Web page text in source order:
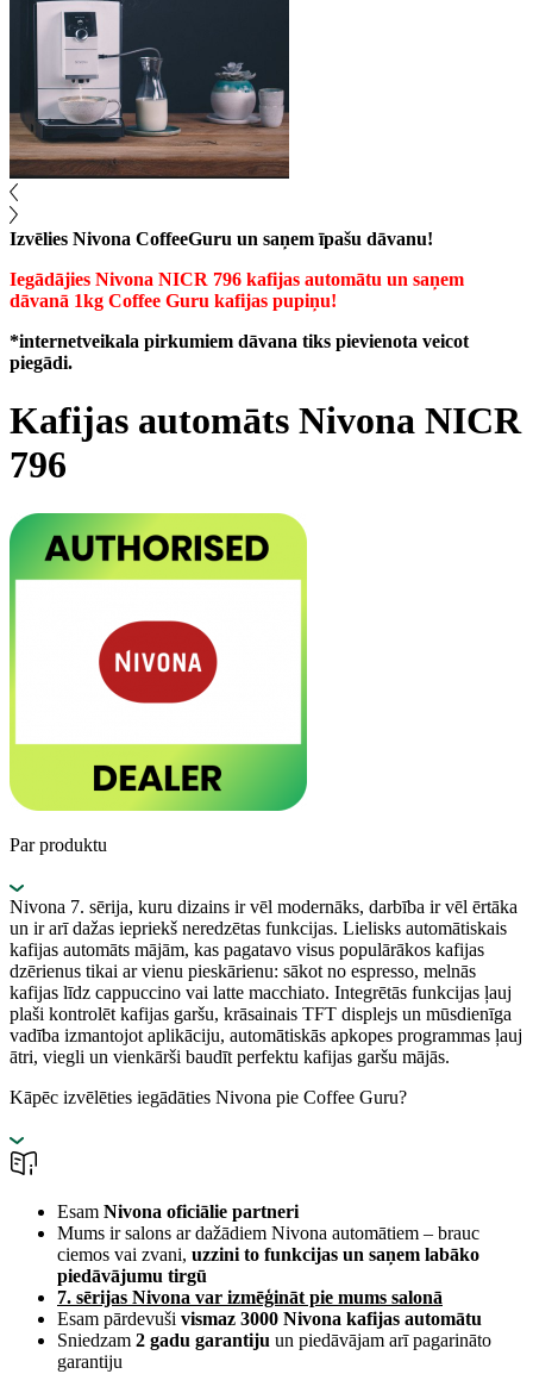
Izvēlies Nivona CoffeeGuru un saņem īpašu dāvanu!
Iegādājies Nivona NICR 796 kafijas automātu un saņem
dāvanā 1kg Coffee Guru kafijas pupiņu!
*internetveikala pirkumiem dāvana tiks pievienota veicot
piegādi.
Kafijas automāts Nivona NICR
796
Par produktu
Nivona 7. sērija, kuru dizains ir vēl modernāks, darbība ir vēl ērtāka
un ir arī dažas iepriekš neredzētas funkcijas. Lielisks automātiskais
kafijas automāts mājām, kas pagatavo visus populārākos kafijas
dzērienus tikai ar vienu pieskārienu: sākot no espresso, melnās
kafijas līdz cappuccino vai latte macchiato. Integrētās funkcijas ļauj
plaši kontrolēt kafijas garšu, krāsainais TFT displejs un mūsdienīga
vadība izmantojot aplikāciju, automātiskās apkopes programmas ļauj
ātri, viegli un vienkārši baudīt perfektu kafijas garšu mājās.
Kāpēc izvēlēties iegādāties Nivona pie Coffee Guru?
Esam Nivona oficiālie partneri
Mums ir salons ar dažādiem Nivona automātiem – brauc
ciemos vai zvani, uzzini to funkcijas un saņem labāko
piedāvājumu tirgū
7. sērijas Nivona var izmēģināt pie mums salonā
Esam pārdevuši vismaz 3000 Nivona kafijas automātu
Sniedzam 2 gadu garantiju un piedāvājam arī pagarināto
garantiju